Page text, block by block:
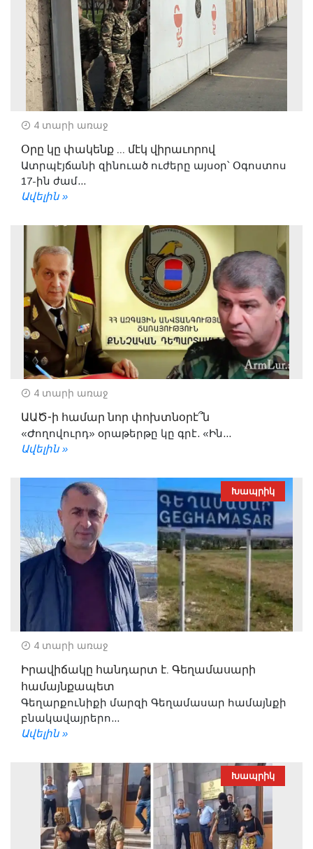
4 տարի առաջ
Օրը կը փակենք ... մէկ վիրաւորով
Ատրպէյճանի զինուած ուժերը այսօր՝ Օգոստոս
17-ին ժամ...
Ավելին »
4 տարի առաջ
ԱԱԾ-ի համար նոր փոխտնօրէ՞ն
«Ժողովուրդ» օրաթերթը կը գրէ. «Ին...
Ավելին »
Խապրիկ
4 տարի առաջ
Իրավիճակը հանդարտ է. Գեղամասարի
համայնքապետ
Գեղարքունիքի մարզի Գեղամասար համայնքի
բնակավայրերո...
Ավելին »
Խապրիկ